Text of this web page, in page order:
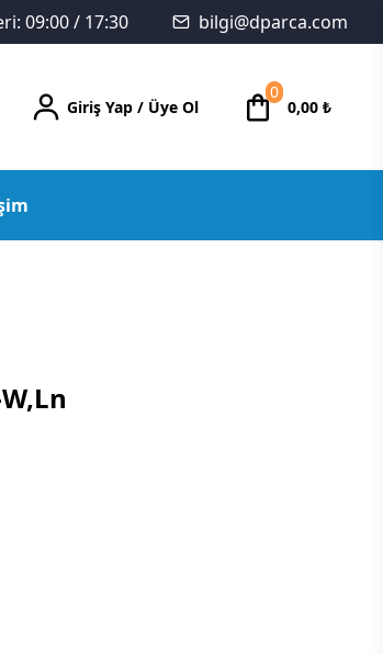
09:00 / 17:30 bilgi@dparca.com
Giriş Yap / Üye Ol
0
0,00 ₺